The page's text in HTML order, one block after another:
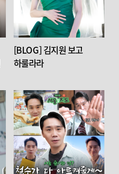
[BLOG] 김지원 보고
하룰라라